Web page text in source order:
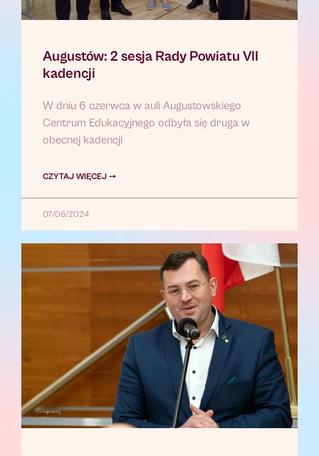
Augustów: 2 sesja Rady Powiatu VII
kadencji
W dniu 6 czerwca w auli Augustowskiego
Centrum Edukacyjnego odbyła się druga w
obecnej kadencji
CZYTAJ WIĘCEJ ➞
07/06/2024